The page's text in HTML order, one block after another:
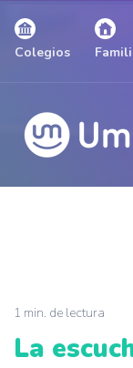
Colegios
1 min. de lectura
La